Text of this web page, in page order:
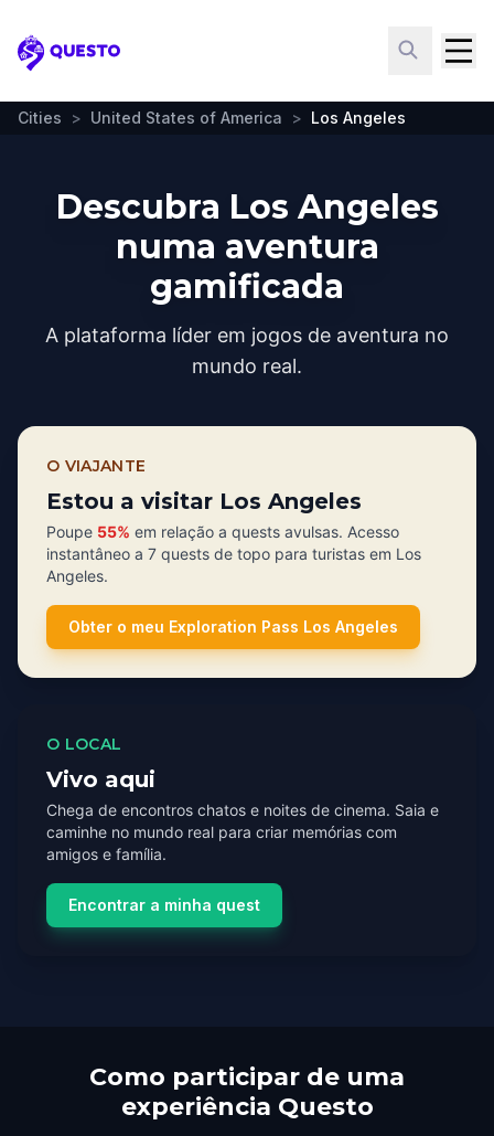
Questo
Cities > United States of America > Los Angeles
Descubra Los Angeles
numa aventura
gamificada
A plataforma líder em jogos de aventura no
mundo real.
O VIAJANTE
Estou a visitar Los Angeles
Poupe 55% em relação a quests avulsas. Acesso
instantâneo a 7 quests de topo para turistas em Los
Angeles.
Obter o meu Exploration Pass Los Angeles
O LOCAL
Vivo aqui
Chega de encontros chatos e noites de cinema. Saia e
caminhe no mundo real para criar memórias com
amigos e família.
Encontrar a minha quest
Como participar de uma
experiência Questo